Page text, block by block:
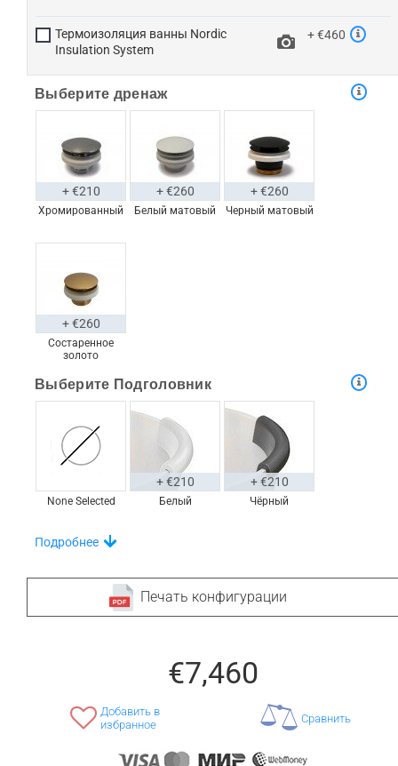
Термоизоляция ванны Nordic
Insulation System
+ €460
Выберите дренаж
Хромированный
+ €210
Белый матовый
+ €260
Черный матовый
+ €260
Состаренное
золото
+ €260
Выберите Подголовник
None Selected Белый
+ €210
Чёрный
+ €210
Выбирайте Из Уникального Набора Полок На
Ироко
Американский
Подробнее
Печать конфигурации
€7,460
Добавить в
избранное
Сравнить